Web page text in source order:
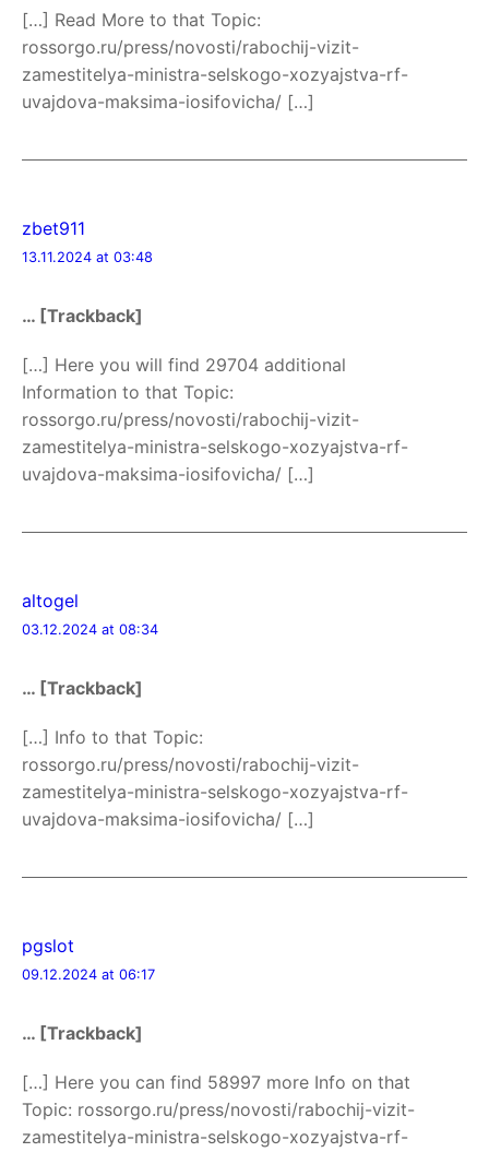
[…] Read More to that Topic:
rossorgo.ru/press/novosti/rabochij-vizit-
zamestitelya-ministra-selskogo-xozyajstva-rf-
uvajdova-maksima-iosifovicha/ […]
zbet911
13.11.2024 at 03:48
… [Trackback]
[…] Here you will find 29704 additional
Information to that Topic:
rossorgo.ru/press/novosti/rabochij-vizit-
zamestitelya-ministra-selskogo-xozyajstva-rf-
uvajdova-maksima-iosifovicha/ […]
altogel
03.12.2024 at 08:34
… [Trackback]
[…] Info to that Topic:
rossorgo.ru/press/novosti/rabochij-vizit-
zamestitelya-ministra-selskogo-xozyajstva-rf-
uvajdova-maksima-iosifovicha/ […]
pgslot
09.12.2024 at 06:17
… [Trackback]
[…] Here you can find 58997 more Info on that
Topic: rossorgo.ru/press/novosti/rabochij-vizit-
zamestitelya-ministra-selskogo-xozyajstva-rf-